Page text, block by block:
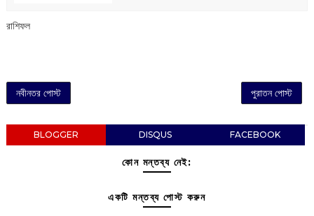
রাশিফল
নবীনতর পোস্ট পুরাতন পোস্ট
BLOGGER DISQUS FACEBOOK
কোন মন্তব্য নেই:
একটি মন্তব্য পোস্ট করুন